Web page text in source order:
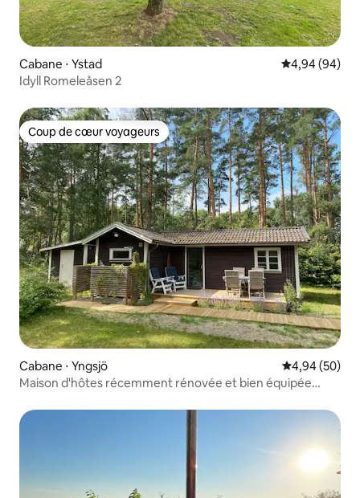
Cabane ⋅ Ystad Évaluation
4,94 (94)
Idyll Romeleåsen 2
Coup de cœur voyageurs
Coup de cœur voyageurs
Cabane ⋅ Yngsjö Évaluation
4,94 (50)
Maison d'hôtes récemment rénovée et bien équipée